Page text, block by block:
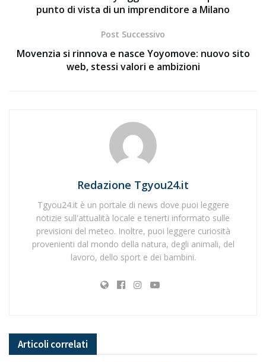
punto di vista di un imprenditore a Milano
Post Successivo
Movenzia si rinnova e nasce Yoyomove: nuovo sito
web, stessi valori e ambizioni
Redazione Tgyou24.it
Tgyou24.it è un portale di news dove puoi leggere
notizie sull'attualità locale e tenerti informato sulle
previsioni del meteo. Inoltre, puoi leggere curiosità
provenienti dal mondo della natura, degli animali, del
lavoro, dello sport e dei bambini.
Articoli correlati